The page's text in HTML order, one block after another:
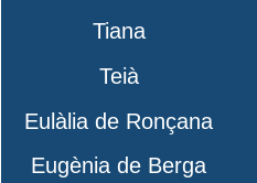
Tiana
Teià
Eulàlia de Ronçana
Eugènia de Berga